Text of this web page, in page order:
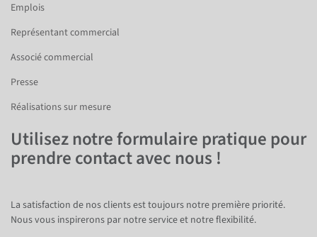
Emplois
Représentant commercial
Associé commercial
Presse
Réalisations sur mesure
Utilisez notre formulaire pratique pour
prendre contact avec nous !
La satisfaction de nos clients est toujours notre première priorité.
Nous vous inspirerons par notre service et notre flexibilité.